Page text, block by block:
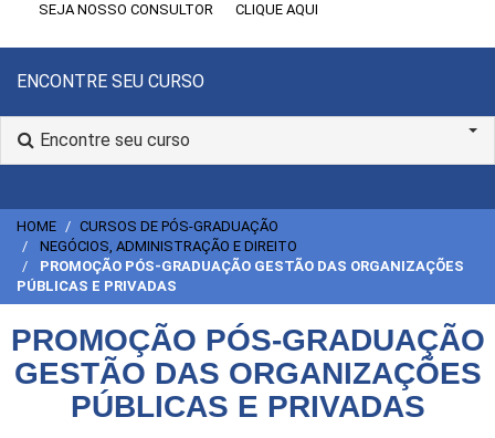
SEJA NOSSO CONSULTOR
CLIQUE AQUI
ENCONTRE SEU CURSO
Encontre seu curso
HOME
CURSOS DE PÓS-GRADUAÇÃO
NEGÓCIOS, ADMINISTRAÇÃO E DIREITO
PROMOÇÃO PÓS-GRADUAÇÃO GESTÃO DAS ORGANIZAÇÕES
PÚBLICAS E PRIVADAS
PROMOÇÃO PÓS-GRADUAÇÃO
GESTÃO DAS ORGANIZAÇÕES
PÚBLICAS E PRIVADAS